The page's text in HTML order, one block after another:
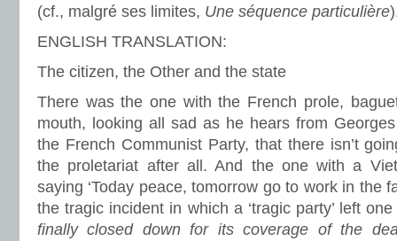
(cf., malgré ses limites, Une séquence particulière
ENGLISH TRANSLATION:
The citizen, the Other and the state
There was the one with the French prole,
mouth, looking all sad as he hears from
the French Communist Party, that there isn’t
the proletariat after all. And the one with a
saying ‘Today peace, tomorrow go to work in the
the tragic incident in which a ‘tragic party’ left
finally closed down for its coverage of the